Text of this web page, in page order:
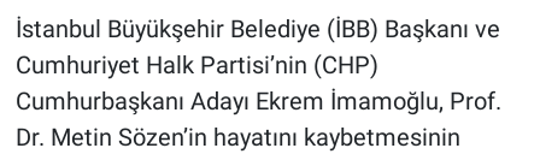
İstanbul Büyükşehir Belediye (İBB) Başkanı ve
Cumhuriyet Halk Partisi’nin (CHP)
Cumhurbaşkanı Adayı Ekrem İmamoğlu, Prof.
Dr. Metin Sözen’in hayatını kaybetmesinin
Günün görüntüsü
Haber